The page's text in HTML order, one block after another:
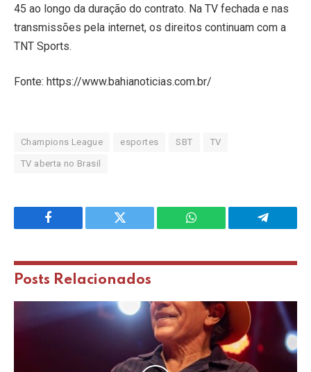
45 ao longo da duração do contrato. Na TV fechada e nas
transmissões pela internet, os direitos continuam com a
TNT Sports.
Fonte: https://www.bahianoticias.com.br/
Champions League esportes SBT TV
TV aberta no Brasil
Facebook Twitter WhatsApp Telegram
Posts Relacionados